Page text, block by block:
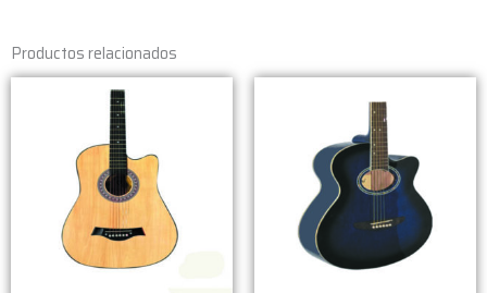
Productos relacionados